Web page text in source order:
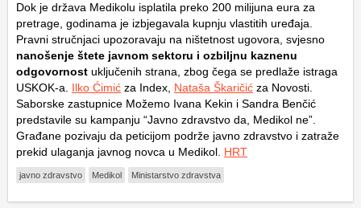
Dok je država Medikolu isplatila preko 200 milijuna eura za
pretrage, godinama je izbjegavala kupnju vlastitih uređaja.
Pravni stručnjaci upozoravaju na ništetnost ugovora, svjesno
nanošenje štete javnom sektoru i ozbiljnu kaznenu
odgovornost uključenih strana, zbog čega se predlaže istraga
USKOK-a. Ilko Ćimić za Index, Nataša Škaričić za Novosti.
Saborske zastupnice Možemo Ivana Kekin i Sandra Benčić
predstavile su kampanju “Javno zdravstvo da, Medikol ne”.
Građane pozivaju da peticijom podrže javno zdravstvo i zatraže
prekid ulaganja javnog novca u Medikol. HRT
javno zdravstvo Medikol Ministarstvo zdravstva